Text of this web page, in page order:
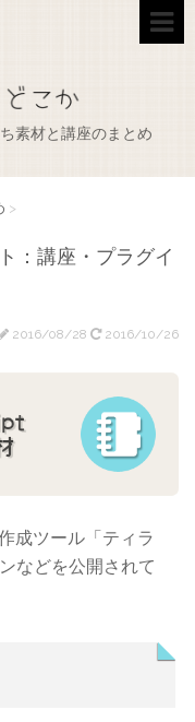
素材と講座のまとめ
>
：講座・プラグイ
2016/08/28 2016/10/26
成ツール「ティラ
などを公開されて